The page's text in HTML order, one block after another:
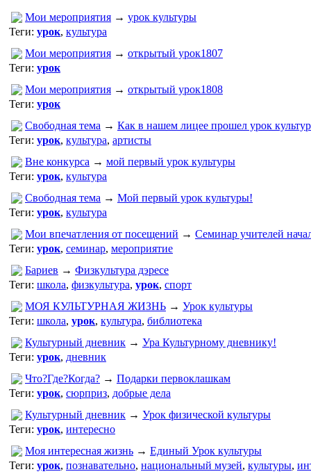
Мои мероприятия → урок культуры
Теги: урок, культура
Мои мероприятия → открытый урок1807
Теги: урок
Мои мероприятия → открытый урок1808
Теги: урок
Свободная тема → Как в нашем лицее прошел урок
Теги: урок, культура, артисты
Вне конкурса → мой первый урок культуры
Теги: урок, культура
Свободная тема → Мой первый урок культуры!
Теги: урок, культура
Мои впечатления от посещений → Семинар учителей
Теги: урок, семинар, мероприятие
Бариев → Физкультура дэресе
Теги: школа, физкультура, урок, спорт
МОЯ КУЛЬТУРНАЯ ЖИЗНЬ → Урок культуры
Теги: школа, урок, культура, библиотека
Культурный дневник → Ура Культурному дневнику!
Теги: урок, дневник
Что?Где?Когда? → Подарки первоклашкам
Теги: урок, сюрприз, добрые дела
Культурный дневник → Урок физической культуры
Теги: урок, интересно
Моя интересная жизнь → Единый Урок культуры
Теги: урок, познавательно, национальный музей, культуры,